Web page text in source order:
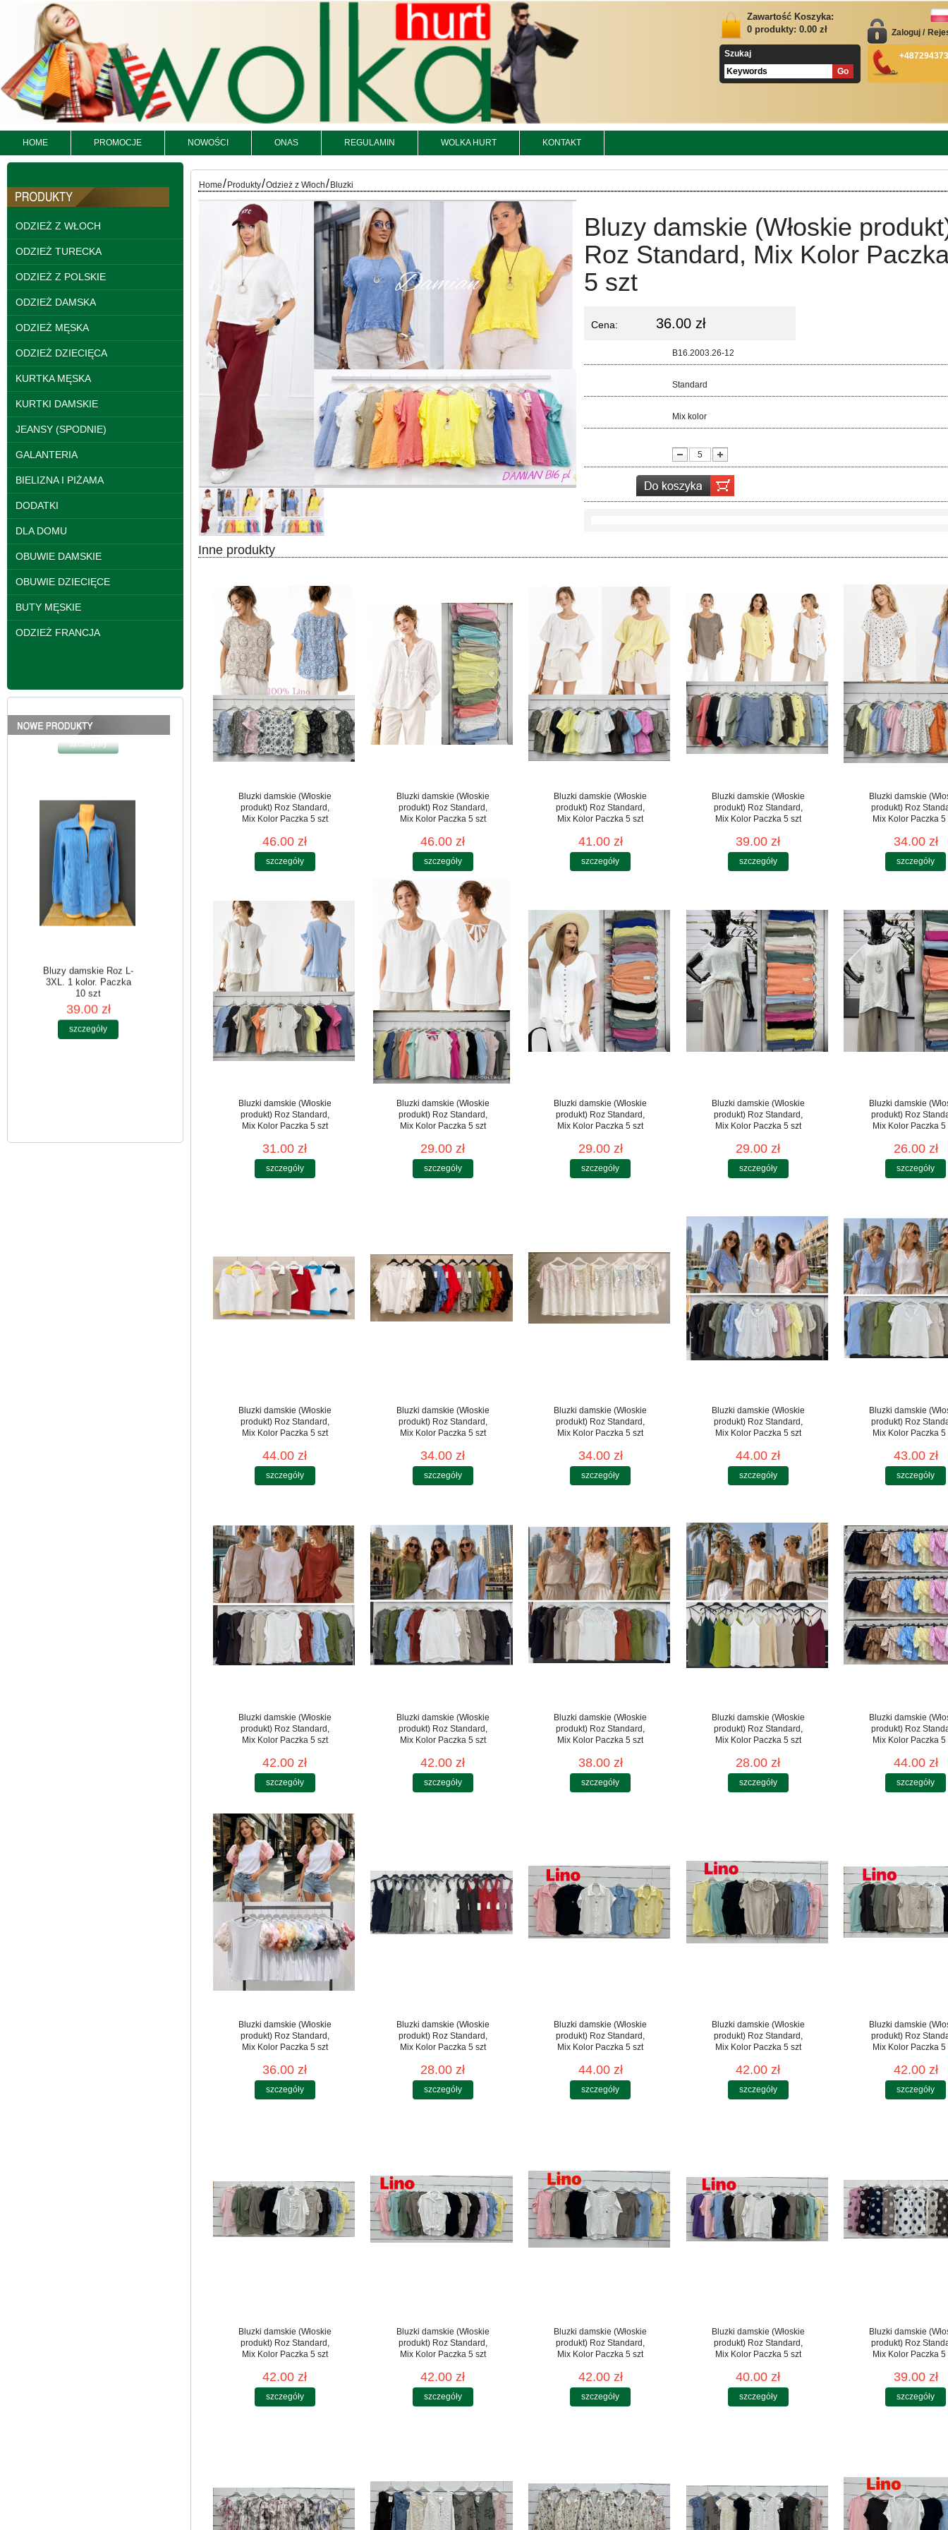
Zawartość Koszyka:
0 produkty: 0.00 zł
Szukaj
Zaloguj /
HOME PROMOCJE NOWOŚCI ONAS REGULAMIN WOLKA HURT KONTAKT
ODZIEŻ Z WŁOCH
ODZIEŻ TURECKA
ODZIEŻ Z POLSKIE
ODZIEŻ DAMSKA
ODZIEŻ MĘSKA
ODZIEŻ DZIECIĘCA
KURTKA MĘSKA
KURTKI DAMSKIE
JEANSY (SPODNIE)
GALANTERIA
BIELIZNA I PIŻAMA
DODATKI
DLA DOMU
OBUWIE DAMSKIE
OBUWIE DZIECIĘCE
BUTY MĘSKIE
ODZIEŻ FRANCJA
Bluzy damskie Roz L-
54.00 zł
Bluzy damskie Roz L-
3XL. 1 kolor. Paczka
39.00 zł
Bluzy damskie Roz L-
10 szt
Bluzy damskie Roz L-
3XL. 1 kolor. Paczka
10 szt
Home/ Produkty/Odzież z Włoch/ Bluzki
Bluzy damskie (Włoskie
Roz Standard, Mix Kolor
5 szt
Cena: 36.00 zł
B16.2003.26-12
Standard
Mix kolor
Inne produkty
Bluzki damskie (Włoskie
produkt) Roz Standard,
Mix Kolor Paczka 5 szt
46.00 zł
szczegóły
Bluzki damskie (Włoskie
produkt) Roz Standard,
Mix Kolor Paczka 5 szt
46.00 zł
szczegóły
Bluzki damskie (Włoskie
produkt) Roz Standard,
Mix Kolor Paczka 5 szt
41.00 zł
szczegóły
Bluzki damskie (Włoskie
produkt) Roz Standard,
Mix Kolor Paczka 5 szt
39.00 zł
szczegóły
Bluzki damskie
produkt) Roz
Mix Kolor Paczka 5
34.00 zł
szczegóły
Bluzki damskie (Włoskie
produkt) Roz Standard,
Mix Kolor Paczka 5 szt
31.00 zł
szczegóły
Bluzki damskie (Włoskie
produkt) Roz Standard,
Mix Kolor Paczka 5 szt
29.00 zł
szczegóły
Bluzki damskie (Włoskie
produkt) Roz Standard,
Mix Kolor Paczka 5 szt
29.00 zł
szczegóły
Bluzki damskie (Włoskie
produkt) Roz Standard,
Mix Kolor Paczka 5 szt
29.00 zł
szczegóły
Bluzki damskie
produkt) Roz
Mix Kolor Paczka 5
26.00 zł
szczegóły
Bluzki damskie (Włoskie
produkt) Roz Standard,
Mix Kolor Paczka 5 szt
44.00 zł
szczegóły
Bluzki damskie (Włoskie
produkt) Roz Standard,
Mix Kolor Paczka 5 szt
34.00 zł
szczegóły
Bluzki damskie (Włoskie
produkt) Roz Standard,
Mix Kolor Paczka 5 szt
34.00 zł
szczegóły
Bluzki damskie (Włoskie
produkt) Roz Standard,
Mix Kolor Paczka 5 szt
44.00 zł
szczegóły
Bluzki damskie
produkt) Roz
Mix Kolor Paczka 5
43.00 zł
szczegóły
Bluzki damskie (Włoskie
produkt) Roz Standard,
Mix Kolor Paczka 5 szt
42.00 zł
szczegóły
Bluzki damskie (Włoskie
produkt) Roz Standard,
Mix Kolor Paczka 5 szt
42.00 zł
szczegóły
Bluzki damskie (Włoskie
produkt) Roz Standard,
Mix Kolor Paczka 5 szt
38.00 zł
szczegóły
Bluzki damskie (Włoskie
produkt) Roz Standard,
Mix Kolor Paczka 5 szt
28.00 zł
szczegóły
Bluzki damskie
produkt) Roz
Mix Kolor Paczka 5
44.00 zł
szczegóły
Bluzki damskie (Włoskie
produkt) Roz Standard,
Mix Kolor Paczka 5 szt
36.00 zł
szczegóły
Bluzki damskie (Włoskie
produkt) Roz Standard,
Mix Kolor Paczka 5 szt
28.00 zł
szczegóły
Bluzki damskie (Włoskie
produkt) Roz Standard,
Mix Kolor Paczka 5 szt
44.00 zł
szczegóły
Bluzki damskie (Włoskie
produkt) Roz Standard,
Mix Kolor Paczka 5 szt
42.00 zł
szczegóły
Bluzki damskie
produkt) Roz
Mix Kolor Paczka 5
42.00 zł
szczegóły
Bluzki damskie (Włoskie
produkt) Roz Standard,
Mix Kolor Paczka 5 szt
42.00 zł
szczegóły
Bluzki damskie (Włoskie
produkt) Roz Standard,
Mix Kolor Paczka 5 szt
42.00 zł
szczegóły
Bluzki damskie (Włoskie
produkt) Roz Standard,
Mix Kolor Paczka 5 szt
42.00 zł
szczegóły
Bluzki damskie (Włoskie
produkt) Roz Standard,
Mix Kolor Paczka 5 szt
40.00 zł
szczegóły
Bluzki damskie
produkt) Roz
Mix Kolor Paczka 5
39.00 zł
szczegóły